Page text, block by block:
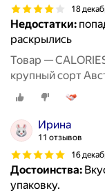
18
Недостатки:
раскрылись
Товар —
крупный сорт
Ирина
11 отзывов
16
Достоинства:
упаковку.